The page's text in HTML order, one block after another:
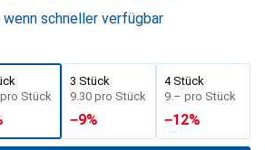
schneller verfügbar
pro Stück
3 Stück
CHF
9.30 pro Stück
−9%
4 Stück
CHF
9.– pro Stück
−12%